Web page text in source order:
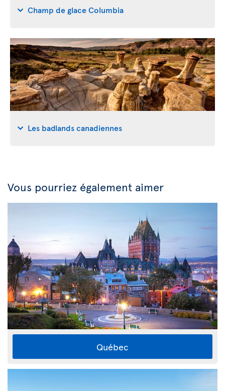
Champ de glace Columbia
Les badlands canadiennes
Vous pourriez également aimer
Québec